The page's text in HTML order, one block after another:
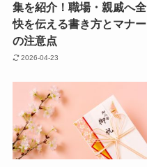
集を紹介！職場・親戚へ全
快を伝える書き方とマナー
の注意点
2026-04-23